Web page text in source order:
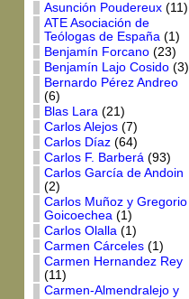
Asunción Poudereux(11)
ATE Asociación de
Teólogas de España(1)
Benjamín Forcano(23)
Benjamín Lajo Cosido(3)
Bernardo Pérez Andreo
(6)
Blas Lara(21)
Carlos Alejos(7)
Carlos Díaz(64)
Carlos F. Barberá(93)
Carlos García de Andoin
(2)
Carlos Muñoz y Gregorio
Goicoechea(1)
Carlos Olalla(1)
Carmen Cárceles(1)
Carmen Hernandez Rey
(11)
Carmen-Almendralejo y